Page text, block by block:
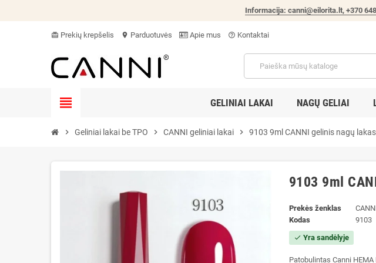
Informacija: canni@eilorita.lt, +370
card_giftcard Prekių krepšelis location_on Parduotuvės Apie mus help_outline Kontaktai
view_headline GELINIAI LAKAI NAGŲ GELIAI
chevron_right Geliniai lakai be TPO chevron_right CANNI geliniai lakai chevron_right 9103 9ml CANNI gelinis nagų lakas
9103 9ml
Prekės ženklas
Kodas
9103
check Yra sandėlyje
Patobulintas Canni HEMA